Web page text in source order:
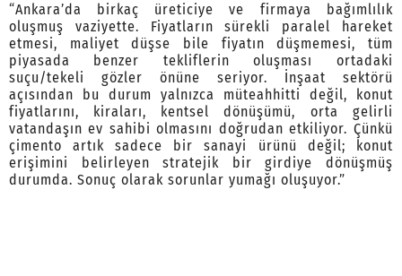
“Ankara’da birkaç üreticiye ve firmaya bağımlılık
oluşmuş vaziyette. Fiyatların sürekli paralel hareket
etmesi, maliyet düşse bile fiyatın düşmemesi, tüm
piyasada benzer tekliflerin oluşması ortadaki
suçu/tekeli gözler önüne seriyor. İnşaat sektörü
açısından bu durum yalnızca müteahhitti değil, konut
fiyatlarını, kiraları, kentsel dönüşümü, orta gelirli
vatandaşın ev sahibi olmasını doğrudan etkiliyor. Çünkü
çimento artık sadece bir sanayi ürünü değil; konut
erişimini belirleyen stratejik bir girdiye dönüşmüş
durumda. Sonuç olarak sorunlar yumağı oluşuyor.”